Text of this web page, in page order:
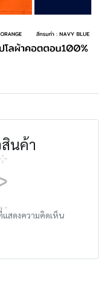
นค้า
สดงความคิดเห็น